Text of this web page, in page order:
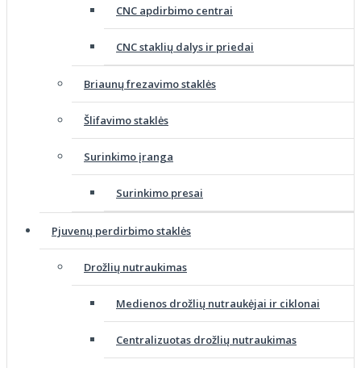
CNC apdirbimo centrai
CNC staklių dalys ir priedai
Briaunų frezavimo staklės
Šlifavimo staklės
Surinkimo įranga
Surinkimo presai
Pjuvenų perdirbimo staklės
Drožlių nutraukimas
Medienos drožlių nutraukėjai ir ciklonai
Centralizuotas drožlių nutraukimas